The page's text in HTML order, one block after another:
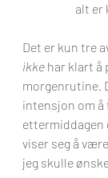
alt er
Det er kun tre
ikke har klart å
morgenrutine.
intensjon om å
ettermiddagen
viser seg å
jeg skulle